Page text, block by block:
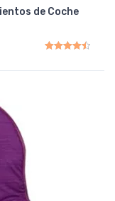
de Coche